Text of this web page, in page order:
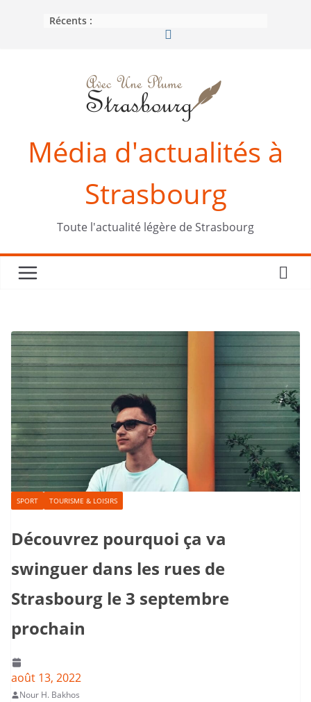
Récents :
Média d'actualités à
Strasbourg
Toute l'actualité légère de Strasbourg
SPORT TOURISME & LOISIRS
Découvrez pourquoi ça va
swinguer dans les rues de
Strasbourg le 3 septembre
prochain
août 13, 2022
Nour H. Bakhos